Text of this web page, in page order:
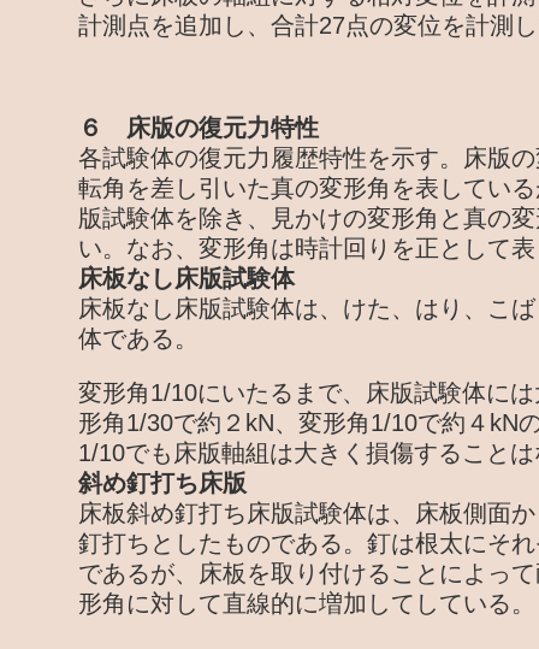
計測点を追加し、合計27点の変位を計測
６ 床版の復元力特性
各試験体の復元力履歴特性を示す。床版
転角を差し引いた真の変形角を表してい
版試験体を除き、見かけの変形角と真の
い。なお、変形角は時計回りを正として
床板なし床版試験体
床板なし床版試験体は、けた、はり、こ
体である。
変形角1/10にいたるまで、床版試験体に
形角1/30で約２kN、変形角1/10で約４kN
1/10でも床版軸組は大きく損傷すること
斜め釘打ち床版
床板斜め釘打ち床版試験体は、床板側面
釘打ちとしたものである。釘は根太にそ
であるが、床板を取り付けることによっ
形角に対して直線的に増加してしている。